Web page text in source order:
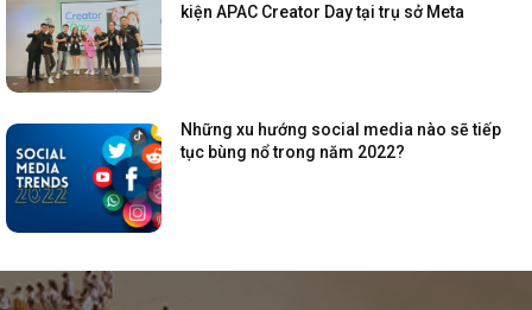
kiện APAC Creator Day tại trụ sở Meta
Những xu hướng social media nào sẽ tiếp
tục bùng nổ trong năm 2022?